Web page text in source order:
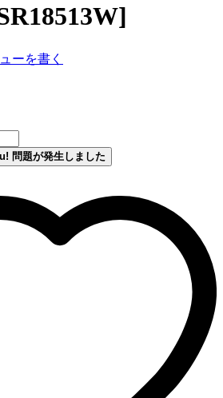
ーを書く
問題が発生しました